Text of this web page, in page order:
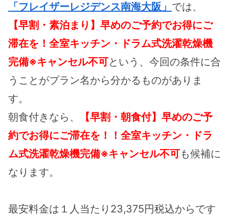
「フレイザーレジデンス南海大阪」 では、
【早割・素泊まり】早めのご予約でお得にご
滞在を！全室キッチン・ドラム式洗濯乾燥機
完備※キャンセル不可という、今回の条件に合
うことがプラン名から分かるものがありま
す。
朝食付きなら、
【早割・朝食付】早めのご予
約でお得にご滞在を！！全室キッチン・ドラ
ム式洗濯乾燥機完備※キャンセル不可も候補に
なります。
最安料金は１人当たり23,375円税込からです